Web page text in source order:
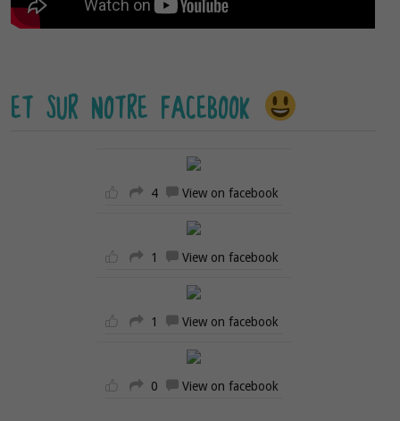
ET SUR NOTRE FACEBOOK
4 View on facebook
1 View on facebook
1 View on facebook
0 View on facebook